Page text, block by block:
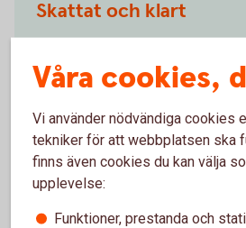
Skattat och klart
byta fonder under spartiden.
Vinst och uttag i
kallad avkastningsskatt, varje
Förtida uttag (så kallat
Däremot tas ännu ej betald
Våra cookies,
Vi använder nödvändiga cookies
tekniker för att webbplatsen ska
finns även cookies du kan välja
upplevelse:
Funktioner, prestanda och